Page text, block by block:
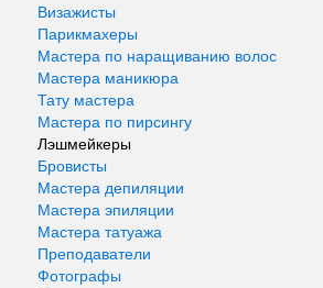
Визажисты
Парикмахеры
Мастера по наращиванию волос
Мастера маникюра
Тату мастера
Мастера по пирсингу
Лэшмейкеры
Бровисты
Мастера депиляции
Мастера эпиляции
Мастера татуажа
Преподаватели
Фотографы